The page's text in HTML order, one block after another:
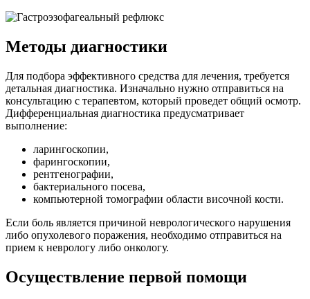
Методы диагностики
Для подбора эффективного средства для лечения, требуется
детальная диагностика. Изначально нужно отправиться на
консультацию с терапевтом, который проведет общий осмотр.
Дифференциальная диагностика предусматривает
выполнение:
ларингоскопии,
фарингоскопии,
рентгенографии,
бактериального посева,
компьютерной томографии области височной кости.
Если боль является причиной неврологического нарушения
либо опухолевого поражения, необходимо отправиться на
прием к неврологу либо онкологу.
Осуществление первой помощи